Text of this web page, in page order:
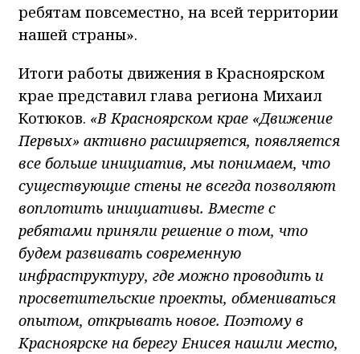
ребятам повсеместно, на всей территории
нашей страны».
Итоги работы движения в Красноярском
крае представил глава региона Михаил
Котюков. «В Красноярском крае «Движение
Первых» активно расширяется, появляется
все больше инициатив, мы понимаем, что
существующие стены не всегда позволяют
воплотить инициативы. Вместе с
ребятами приняли решение о том, что
будем развивать современную
инфраструктуру, где можно проводить и
просветительские проекты, обмениваться
опытом, открывать новое. Поэтому в
Красноярске на берегу Енисея нашли место,